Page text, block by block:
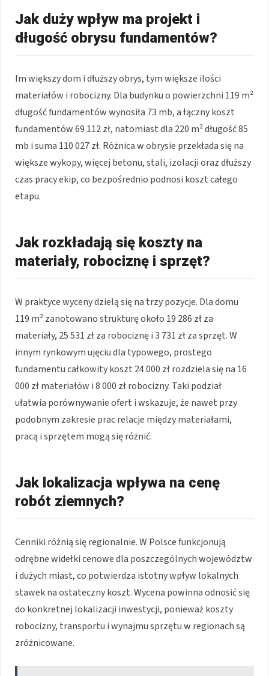
Jak duży wpływ ma projekt i
długość obrysu fundamentów?
Im większy dom i dłuższy obrys, tym większe ilości
materiałów i robocizny. Dla budynku o powierzchni 119 m²
długość fundamentów wynosiła 73 mb, a łączny koszt
fundamentów 69 112 zł, natomiast dla 220 m² długość 85
mb i suma 110 027 zł. Różnica w obrysie przekłada się na
większe wykopy, więcej betonu, stali, izolacji oraz dłuższy
czas pracy ekip, co bezpośrednio podnosi koszt całego
etapu.
Jak rozkładają się koszty na
materiały, robociznę i sprzęt?
W praktyce wyceny dzielą się na trzy pozycje. Dla domu
119 m² zanotowano strukturę około 19 286 zł za
materiały, 25 531 zł za robociznę i 3 731 zł za sprzęt. W
innym rynkowym ujęciu dla typowego, prostego
fundamentu całkowity koszt 24 000 zł rozdziela się na 16
000 zł materiałów i 8 000 zł robocizny. Taki podział
ułatwia porównywanie ofert i wskazuje, że nawet przy
podobnym zakresie prac relacje między materiałami,
pracą i sprzętem mogą się różnić.
Jak lokalizacja wpływa na cenę
robót ziemnych?
Cenniki różnią się regionalnie. W Polsce funkcjonują
odrębne widełki cenowe dla poszczególnych województw
i dużych miast, co potwierdza istotny wpływ lokalnych
stawek na ostateczny koszt. Wycena powinna odnosić się
do konkretnej lokalizacji inwestycji, ponieważ koszty
robocizny, transportu i wynajmu sprzętu w regionach są
zróżnicowane.